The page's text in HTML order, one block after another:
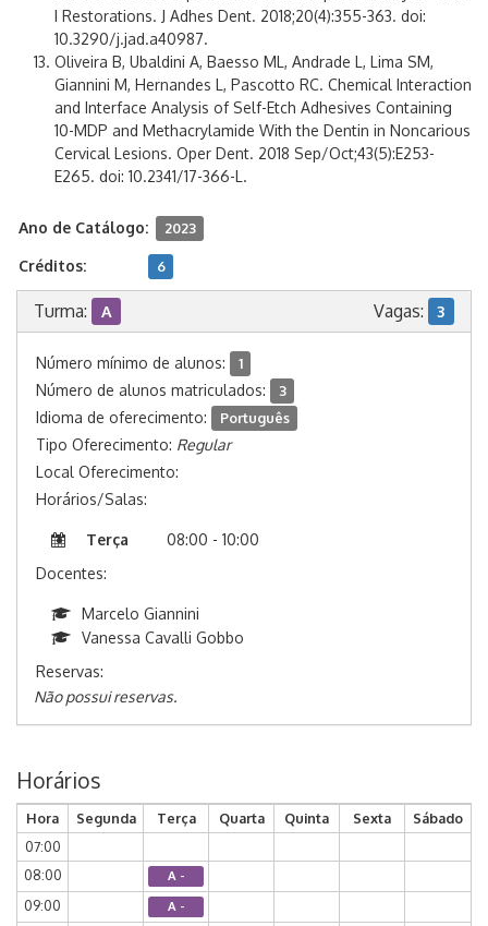
I Restorations. J Adhes Dent. 2018;20(4):355-363. doi:
10.3290/j.jad.a40987.
Oliveira B, Ubaldini A, Baesso ML, Andrade L, Lima SM,
Giannini M, Hernandes L, Pascotto RC. Chemical Interaction
and Interface Analysis of Self-Etch Adhesives Containing
10-MDP and Methacrylamide With the Dentin in Noncarious
Cervical Lesions. Oper Dent. 2018 Sep/Oct;43(5):E253-
E265. doi: 10.2341/17-366-L.
Ano de Catálogo: 2023
Créditos: 6
Turma: A Vagas: 3
Número mínimo de alunos: 1
Número de alunos matriculados: 3
Idioma de oferecimento: Português
Tipo Oferecimento: Regular
Local Oferecimento:
Horários/Salas:
Terça
08:00 - 10:00
Docentes:
Marcelo Giannini
Vanessa Cavalli Gobbo
Reservas:
Não possui reservas.
Horários
Hora Segunda Terça Quarta Quinta Sexta
Sábado
07:00
08:00
A -
09:00 A -